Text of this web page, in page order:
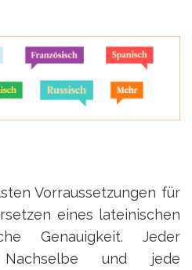
Vorraussetzungen für
eines lateinischen
Genauigkeit. Jeder
und jede